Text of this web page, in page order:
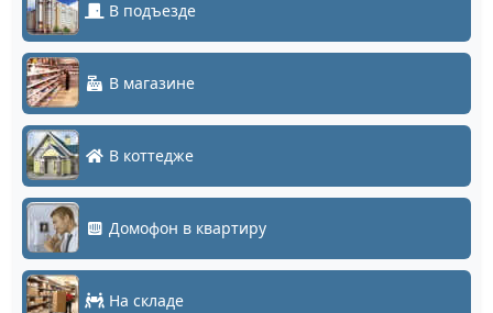
В подъезде
В магазине
В коттедже
Домофон в квартиру
На складе